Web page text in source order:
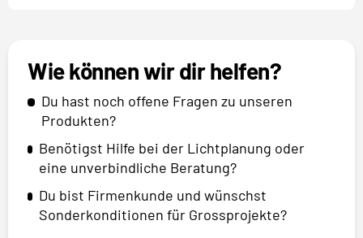
Wie können wir dir helfen?
Du hast noch offene Fragen zu unseren
Produkten?
Benötigst Hilfe bei der Lichtplanung oder
eine unverbindliche Beratung?
Du bist Firmenkunde und wünschst
Sonderkonditionen für Grossprojekte?